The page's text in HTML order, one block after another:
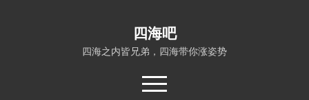
四海吧
四海之内皆兄弟，四海带你涨姿势
open
menu